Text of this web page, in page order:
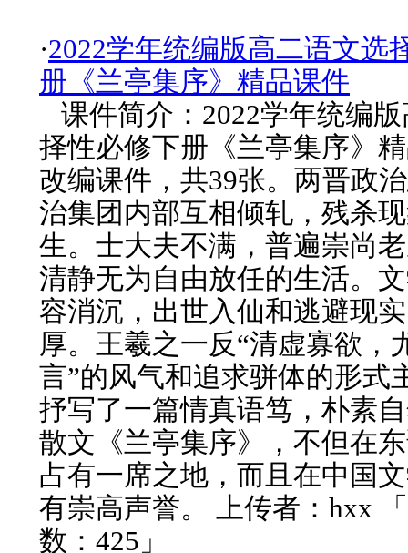
·2022学年统编版高二语文选
册《兰亭集序》精品课件
课件简介：2022学年统编
择性必修下册《兰亭集序》
改编课件，共39张。两晋政
治集团内部互相倾轧，残杀
生。士大夫不满，普遍崇尚
清静无为自由放任的生活。
容消沉，出世入仙和逃避现
厚。王羲之一反“清虚寡欲，
言”的风气和追求骈体的形式
抒写了一篇情真语笃，朴素
散文《兰亭集序》，不但在
占有一席之地，而且在中国
有崇高声誉。 上传者：hxx
数：425」